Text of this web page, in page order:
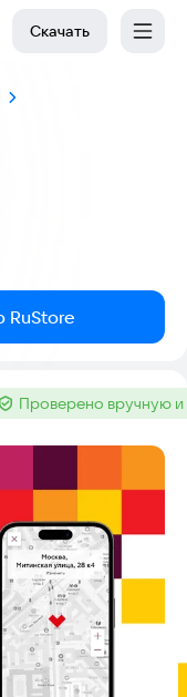
Скачать
RuStore
Тег :Проверено вручную